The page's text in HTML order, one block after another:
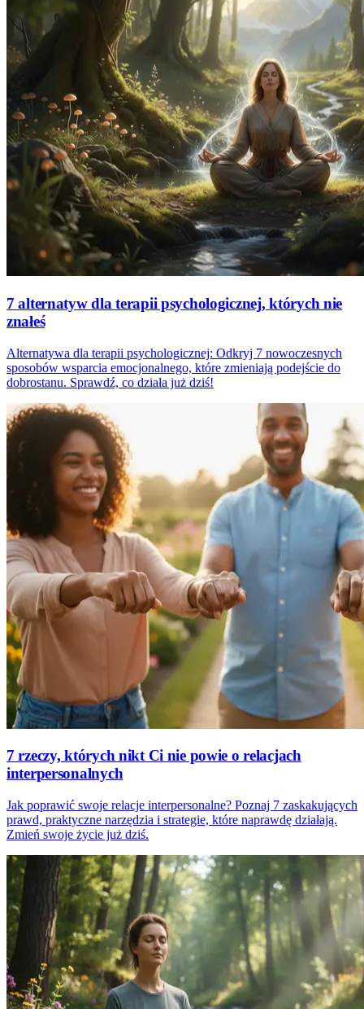
7 alternatyw dla terapii psychologicznej, których nie
znałeś
Alternatywa dla terapii psychologicznej: Odkryj 7 nowoczesnych
sposobów wsparcia emocjonalnego, które zmieniają podejście do
dobrostanu. Sprawdź, co działa już dziś!
7 rzeczy, których nikt Ci nie powie o relacjach
interpersonalnych
Jak poprawić swoje relacje interpersonalne? Poznaj 7 zaskakujących
prawd, praktyczne narzędzia i strategie, które naprawdę działają.
Zmień swoje życie już dziś.